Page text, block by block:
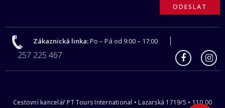
Zákaznická linka:Po – Pá od 9:00 – 17:00
257 225 467
Cestovní kancelář PT Tours International • Lazarská 1719/5 • 110 00